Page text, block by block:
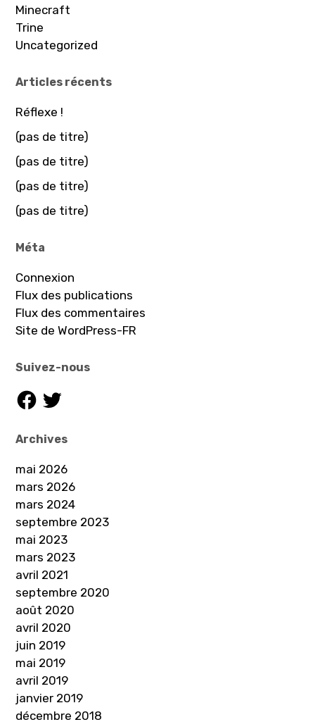
Minecraft
Trine
Uncategorized
Articles récents
Réflexe !
(pas de titre)
(pas de titre)
(pas de titre)
(pas de titre)
Méta
Connexion
Flux des publications
Flux des commentaires
Site de WordPress-FR
Suivez-nous
Facebook
Twitter
Archives
mai 2026
mars 2026
mars 2024
septembre 2023
mai 2023
mars 2023
avril 2021
septembre 2020
août 2020
avril 2020
juin 2019
mai 2019
avril 2019
janvier 2019
décembre 2018